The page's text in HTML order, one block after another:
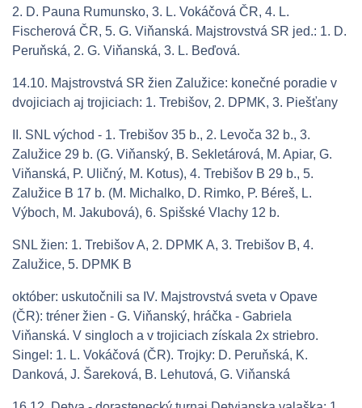
2. D. Pauna Rumunsko, 3. L. Vokáčová ČR, 4. L.
Fischerová ČR, 5. G. Viňanská. Majstrovstvá SR jed.: 1. D.
Peruňská, 2. G. Viňanská, 3. L. Beďová.
14.10. Majstrovstvá SR žien Zalužice: konečné poradie v
dvojiciach aj trojiciach: 1. Trebišov, 2. DPMK, 3. Piešťany
II. SNL východ - 1. Trebišov 35 b., 2. Levoča 32 b., 3.
Zalužice 29 b. (G. Viňanský, B. Sekletárová, M. Apiar, G.
Viňanská, P. Uličný, M. Kotus), 4. Trebišov B 29 b., 5.
Zalužice B 17 b. (M. Michalko, D. Rimko, P. Béreš, L.
Výboch, M. Jakubová), 6. Spišské Vlachy 12 b.
SNL žien: 1. Trebišov A, 2. DPMK A, 3. Trebišov B, 4.
Zalužice, 5. DPMK B
október: uskutočnili sa IV. Majstrovstvá sveta v Opave
(ČR): tréner žien - G. Viňanský, hráčka - Gabriela
Viňanská. V singloch a v trojiciach získala 2x striebro.
Singel: 1. L. Vokáčová (ČR). Trojky: D. Peruňská, K.
Danková, J. Šareková, B. Lehutová, G. Viňanská